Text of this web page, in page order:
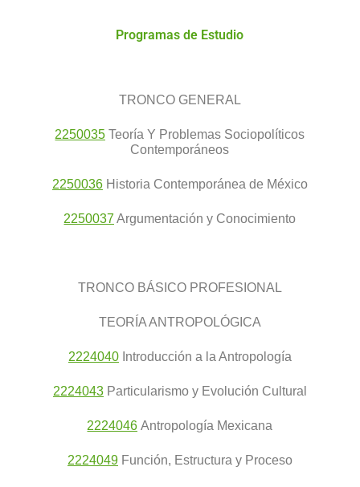
Programas de Estudio
TRONCO GENERAL
2250035 Teoría Y Problemas Sociopolíticos
Contemporáneos
2250036Historia Contemporánea de México
2250037 Argumentación y Conocimiento
TRONCO BÁSICO PROFESIONAL
TEORÍA ANTROPOLÓGICA
2224040Introducción a la Antropología
2224043Particularismo y Evolución Cultural
2224046 Antropología Mexicana
2224049Función, Estructura y Proceso